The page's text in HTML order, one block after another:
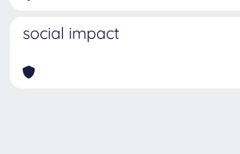
social impact